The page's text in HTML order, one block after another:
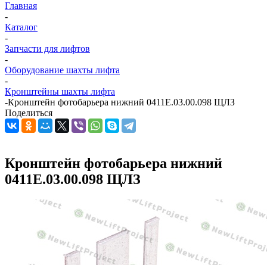
Главная
-
Каталог
-
Запчасти для лифтов
-
Оборудование шахты лифта
-
Кронштейны шахты лифта
-Кронштейн фотобарьера нижний 0411Е.03.00.098 ЩЛЗ
Поделиться
Кронштейн фотобарьера нижний
0411Е.03.00.098 ЩЛЗ